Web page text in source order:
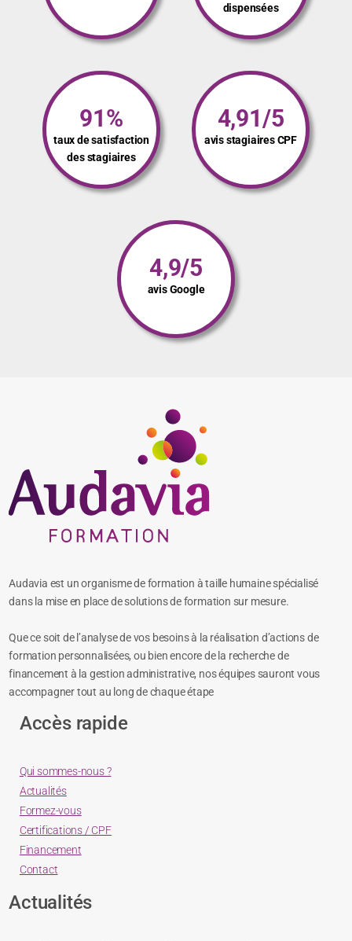
dispensées
91%
taux de satisfaction
des stagiaires
4,91/5
avis stagiaires CPF
4,9/5
avis Google
Audavia est un organisme de formation à taille humaine spécialisé
dans la mise en place de solutions de formation sur mesure.
Que ce soit de l’analyse de vos besoins à la réalisation d’actions de
formation personnalisées, ou bien encore de la recherche de
financement à la gestion administrative, nos équipes sauront vous
accompagner tout au long de chaque étape
Accès rapide
Qui sommes-nous ?
Actualités
Formez-vous
Certifications / CPF
Financement
Contact
Actualités